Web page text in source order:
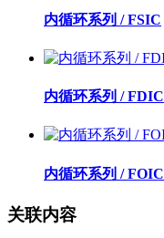
内循环系列 / FSIC
内循环系列 / FDIC
内循环系列 / FOIC
关联内容